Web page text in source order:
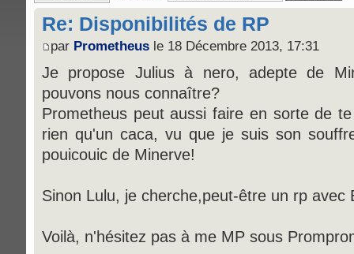
Re: Disponibilités de RP
par Prometheus le 18 Décembre 2013, 17:31
Je propose Julius à nero, adepte de
pouvons nous connaître?
Prometheus peut aussi faire en sorte de
rien qu'un caca, vu que je suis son
pouicouic de Minerve!
Sinon Lulu, je cherche,peut-être un rp
Voilà, n'hésitez pas à me MP sous